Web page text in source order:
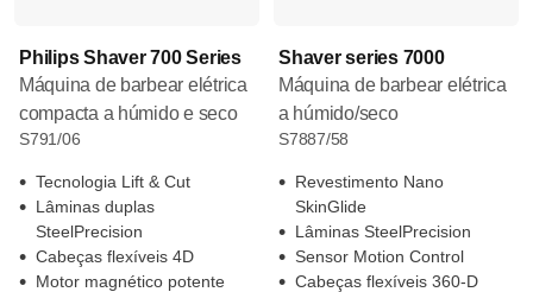
Philips Shaver 700 Series
Máquina de barbear elétrica
compacta a húmido e seco
S791/06
Tecnologia Lift & Cut
Lâminas duplas
SteelPrecision
Cabeças flexíveis 4D
Motor magnético potente
Shaver series 7000
Máquina de barbear elétrica
a húmido/seco
S7887/58
Revestimento Nano
SkinGlide
Lâminas SteelPrecision
Sensor Motion Control
Cabeças flexíveis 360-D